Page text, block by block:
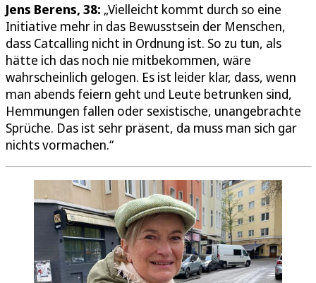
Jens Berens, 38: „Vielleicht kommt durch so eine
Initiative mehr in das Bewusstsein der Menschen,
dass Catcalling nicht in Ordnung ist. So zu tun, als
hätte ich das noch nie mitbekommen, wäre
wahrscheinlich gelogen. Es ist leider klar, dass, wenn
man abends feiern geht und Leute betrunken sind,
Hemmungen fallen oder sexistische, unangebrachte
Sprüche. Das ist sehr präsent, da muss man sich gar
nichts vormachen.“